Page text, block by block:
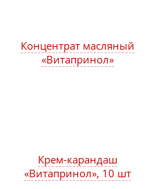
Концентрат масляный
«Витапринол»
Крем-карандаш
«Витапринол», 10 шт